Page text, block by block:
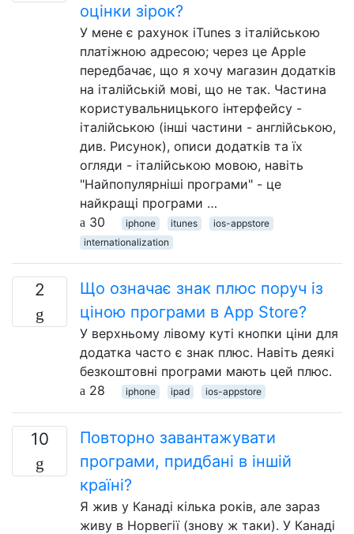
оцінки зірок?
У мене є рахунок iTunes з італійською
платіжною адресою; через це Apple
передбачає, що я хочу магазин додатків
на італійській мові, що не так. Частина
користувальницького інтерфейсу -
італійською (інші частини - англійською,
див. Рисунок), описи додатків та їх
огляди - італійською мовою, навіть
"Найпопулярніші програми" - це
найкращі програми …
30
iphone itunes
ios-appstore
internationalization
2
Що означає знак плюс поруч із
ціною програми в App Store?
У верхньому лівому куті кнопки ціни для
додатка часто є знак плюс. Навіть деякі
безкоштовні програми мають цей плюс.
28
iphone ipad ios-appstore
10
Повторно завантажувати
програми, придбані в іншій
країні?
Я жив у Канаді кілька років, але зараз
живу в Норвегії (знову ж таки). У Канаді